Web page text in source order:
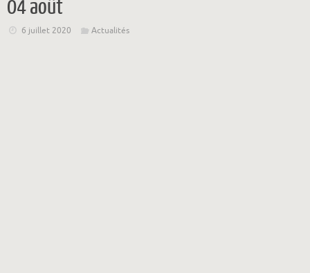
04 août
6 juillet 2020 Actualités